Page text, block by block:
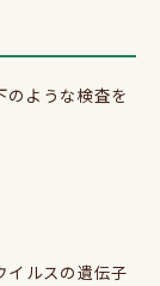
ような検査を
イルスの遺伝子